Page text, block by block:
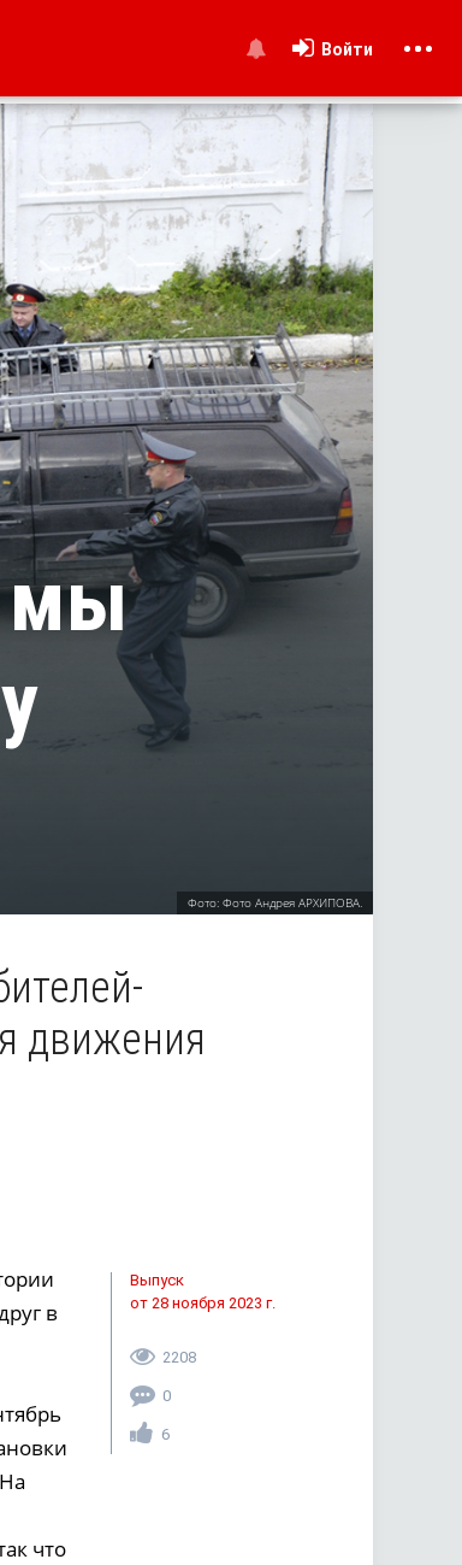
Войти
мы
Фото: Фото Андрея АРХИПОВА.
движения
в
что
Выпуск
от 28 ноября 2023 г.
2208
0
6